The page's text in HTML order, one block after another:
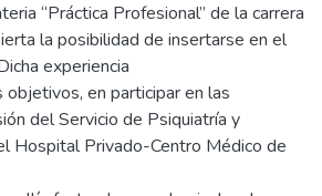
“Práctica Profesional” de la carrera
la posibilidad de insertarse en el
experiencia
en participar en las
del Servicio de Psiquiatría y
Hospital Privado-Centro Médico de